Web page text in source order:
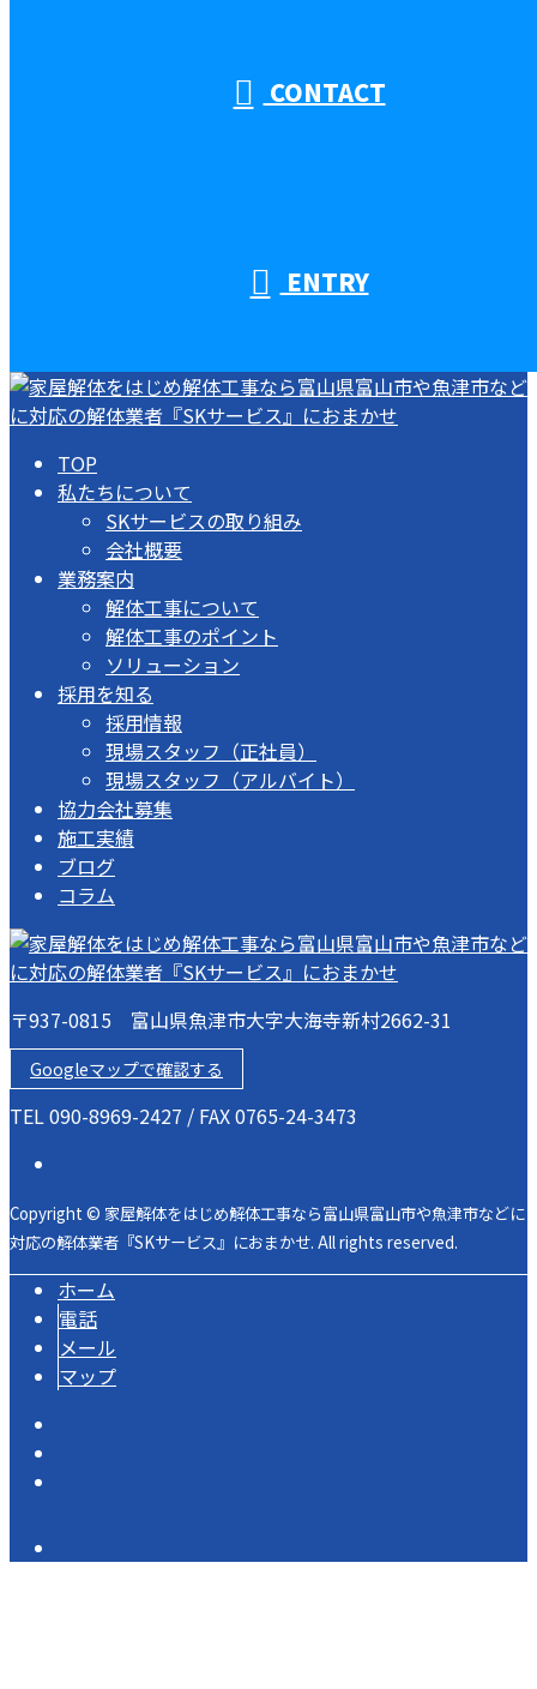
CONTACT
ENTRY
TOP
私たちについて
SKサービスの取り組み
会社概要
業務案内
解体工事について
解体工事のポイント
ソリューション
採用を知る
採用情報
現場スタッフ（正社員）
現場スタッフ（アルバイト）
協力会社募集
施工実績
ブログ
コラム
〒937-0815 富山県魚津市大字大海寺新村2662-31
Googleマップで確認する
TEL 090-8969-2427 / FAX 0765-24-3473
Copyright © 家屋解体をはじめ解体工事なら富山県富山市や魚津市などに
対応の解体業者『SKサービス』におまかせ. All rights reserved.
ホーム
電話
メール
マップ